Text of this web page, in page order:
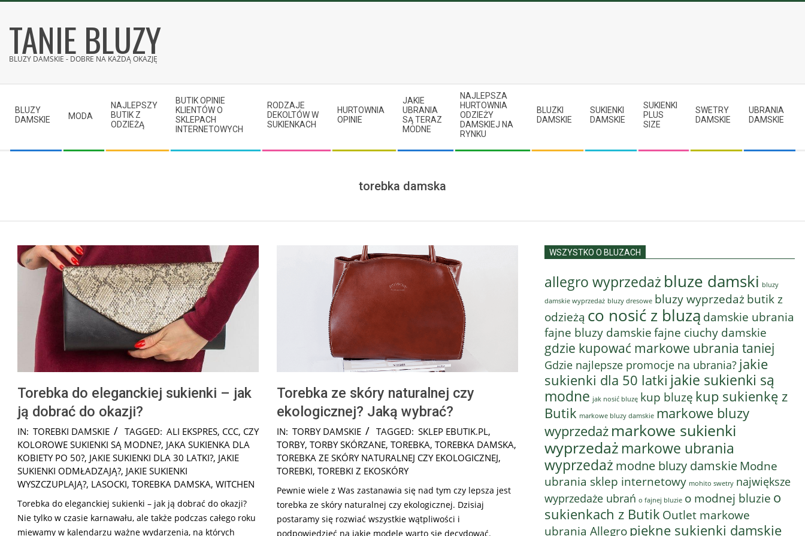
content
TANIE BLUZY
BLUZY DAMSKIE - DOBRE NA KAŻDĄ OKAZJĘ
Navigation
Menu
BLUZY
DAMSKIE
MODA
NAJLEPSZY
BUTIK Z
ODZIEŻĄ
BUTIK OPINIE
KLIENTÓW O
SKLEPACH
INTERNETOWYCH
RODZAJE
DEKOLTÓW W
SUKIENKACH
HURTOWNIA
OPINIE
JAKIE
UBRANIA
SĄ TERAZ
MODNE
NAJLEPSZA
HURTOWNIA
ODZIEŻY
DAMSKIEJ NA
RYNKU
BLUZKI
DAMSKIE
SUKIENKI
DAMSKIE
SUKIENKI
PLUS
SIZE
SWETRY
DAMSKIE
UBRANIA
DAMSKIE
torebka damska
Torebka do eleganckiej sukienki – jak
ją dobrać do okazji?
2025-
08-
24
IN: TOREBKI DAMSKIE TAGGED: ALI EKSPRES, CCC, CZY
KOLOROWE SUKIENKI SĄ MODNE?, JAKA SUKIENKA DLA
KOBIETY PO 50?, JAKIE SUKIENKI DLA 30 LATKI?, JAKIE
SUKIENKI ODMŁADZAJĄ?, JAKIE SUKIENKI
WYSZCZUPLAJĄ?, LASOCKI, TOREBKA DAMSKA, WITCHEN
Torebka do eleganckiej sukienki – jak ją dobrać do okazji?
Nie tylko w czasie karnawału, ale także podczas całego roku
miewamy w kalendarzu ważne wydarzenia, na których
Torebka ze skóry naturalnej czy
ekologicznej? Jaką wybrać?
2025-
08-
22
IN: TORBY DAMSKIE TAGGED: SKLEP EBUTIK.PL,
TORBY, TORBY SKÓRZANE, TOREBKA, TOREBKA DAMSKA,
TOREBKA ZE SKÓRY NATURALNEJ CZY EKOLOGICZNEJ,
TOREBKI, TOREBKI Z EKOSKÓRY
Pewnie wiele z Was zastanawia się nad tym czy lepsza jest
torebka ze skóry naturalnej czy ekologicznej. Dzisiaj
postaramy się rozwiać wszystkie wątpliwości i
podpowiedzieć na jakie modele warto się decydować.
WSZYSTKO O BLUZACH
allegro wyprzedaż bluze damski bluzy
damskie wyprzedaż bluzy dresowe bluzy wyprzedaż butik z
odzieżą co nosić z bluzą damskie ubrania
fajne bluzy damskiefajne ciuchy damskie
gdzie kupować markowe ubrania taniej
Gdzie najlepsze promocje na ubrania? jakie
sukienki dla 50 latki jakie sukienki są
modne jak nosić bluzę kup bluzę kup sukienkę z
Butik markowe bluzy damskie markowe bluzy
wyprzedaż markowe sukienki
wyprzedaż markowe ubrania
wyprzedaż modne bluzy damskie Modne
ubrania sklep internetowy mohito swetry największe
wyprzedaże ubrań o fajnej bluzie o modnej bluzie o
sukienkach z Butik Outlet markowe
ubrania Allegropiękne sukienki damskie